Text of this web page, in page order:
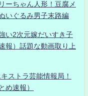
ーちゃん人形！豆腐メ
いぐるみ男子末路編
い2次元嫁だいすき子
報）話題な動画取り上
ストラ芸能情報局！
め速報）